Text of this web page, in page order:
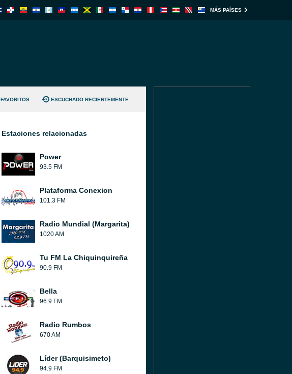
MÁS PAÍSES
FAVORITOS ESCUCHADO RECIENTEMENTE
Estaciones relacionadas
Power
93.5 FM
Plataforma Conexion
101.3 FM
Radio Mundial (Margarita)
1020 AM
Tu FM La Chiquinquireña
90.9 FM
Bella
96.9 FM
Radio Rumbos
670 AM
Líder (Barquisimeto)
94.9 FM